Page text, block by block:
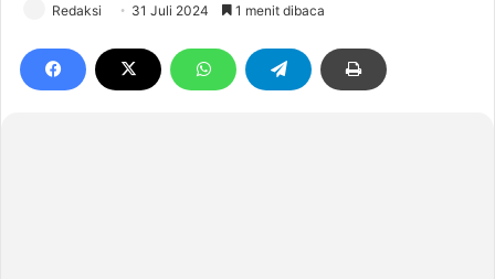
Redaksi 31 Juli 2024 1 menit dibaca